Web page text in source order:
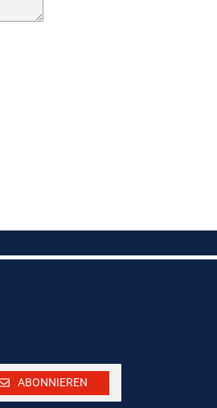
ABONNIEREN